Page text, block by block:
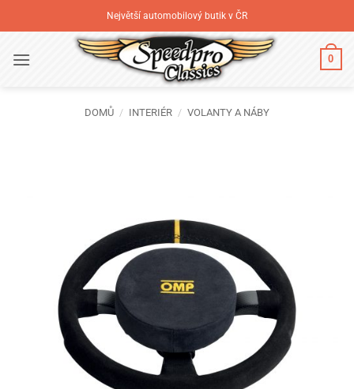
na
Největší automobilový butik v ČR
0
DOMŮ / INTERIÉR / VOLANTY A NÁBY